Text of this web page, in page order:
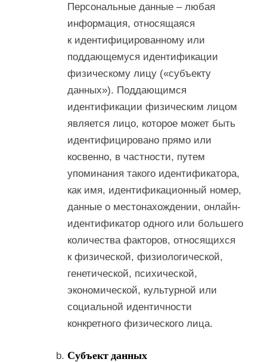
Персональные данные – любая
информация, относящаяся
к идентифицированному или
поддающемуся идентификации
физическому лицу («субъекту
данных»). Поддающимся
идентификации физическим лицом
является лицо, которое может быть
идентифицировано прямо или
косвенно, в частности, путем
упоминания такого идентификатора,
как имя, идентификационный номер,
данные о местонахождении, онлайн-
идентификатор одного или большего
количества факторов, относящихся
к физической, физиологической,
генетической, психической,
экономической, культурной или
социальной идентичности
конкретного физического лица.
Субъект данных